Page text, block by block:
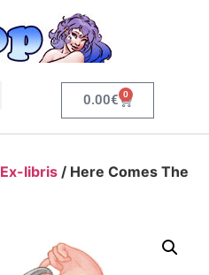
0.00€ 0
Ex-libris / Here Comes The